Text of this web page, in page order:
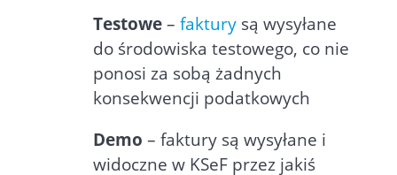
Testowe– fakturysą wysyłane
do środowiska testowego, co nie
ponosi za sobą żadnych
konsekwencji podatkowych
Demo – faktury są wysyłane i
widoczne w KSeF przez jakiś